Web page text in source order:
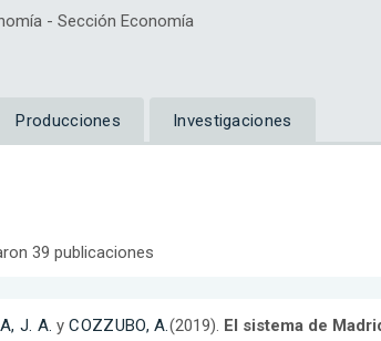
- Sección Economía
Producciones Investigaciones
39 publicaciones
J. A. yCOZZUBO, A.(2019). El sistema de